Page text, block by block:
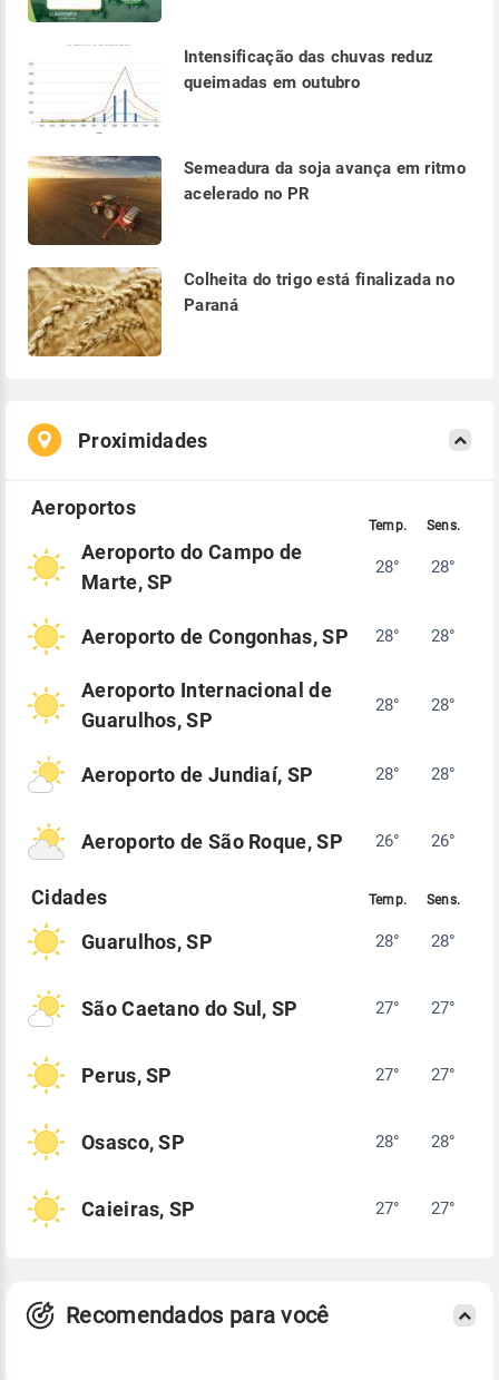
Intensificação das chuvas reduz
queimadas em outubro
Semeadura da soja avança em ritmo
acelerado no PR
Colheita do trigo está finalizada no
Paraná
Proximidades
Aeroporto do Campo de
Marte, SP
28° 28°
Aeroporto de Congonhas, SP 28° 28°
Aeroporto Internacional de
Guarulhos, SP
28° 28°
Aeroporto de Jundiaí, SP 28° 28°
Aeroporto de São Roque, SP 26° 26°
Guarulhos, SP 28° 28°
São Caetano do Sul, SP 27° 27°
Perus, SP 27° 27°
Osasco, SP 28° 28°
Caieiras, SP 27° 27°
Recomendados para você